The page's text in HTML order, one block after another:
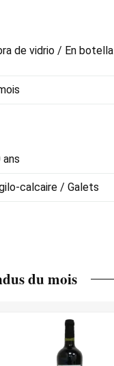
de vidrio / En botella
ans
calcaire / Galets
du mois